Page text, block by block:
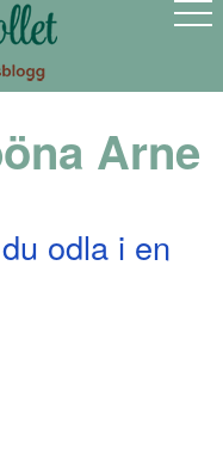
Arne
odla i en